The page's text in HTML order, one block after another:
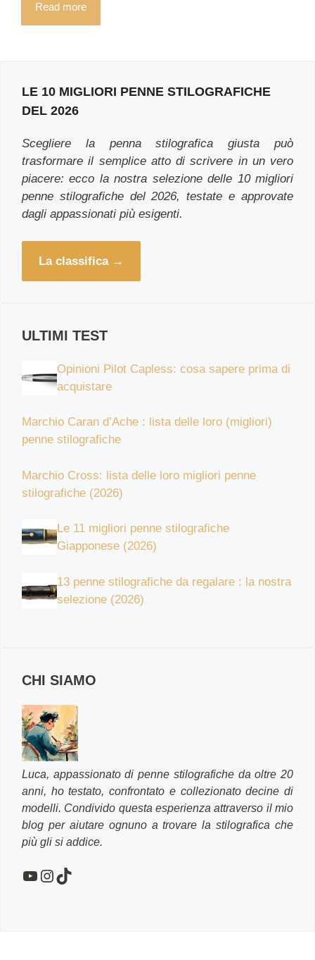
Read more
LE 10 MIGLIORI PENNE STILOGRAFICHE
DEL 2026
Scegliere la penna stilografica giusta può
trasformare il semplice atto di scrivere in un vero
piacere: ecco la nostra selezione delle 10 migliori
penne stilografiche del 2026, testate e approvate
dagli appassionati più esigenti.
La classifica. →
ULTIMI TEST
Opinioni Pilot Capless: cosa sapere prima di
acquistare
Marchio Caran d’Ache : lista delle loro (migliori)
penne stilografiche
Marchio Cross: lista delle loro migliori penne
stilografiche (2026)
Le 11 migliori penne stilografiche
Giapponese (2026)
13 penne stilografiche da regalare : la nostra
selezione (2026)
CHI SIAMO
Luca, appassionato di penne stilografiche da oltre 20
anni, ho testato, confrontato e collezionato decine di
modelli. Condivido questa esperienza attraverso il mio
blog per aiutare ognuno a trovare la stilografica che
più gli si addice.
YouTube
Instagram
TikTok